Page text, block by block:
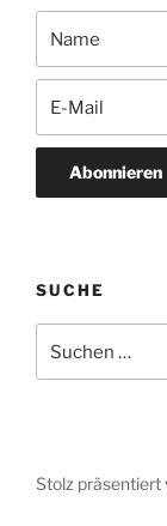
Abonnieren
SUCHE
nach:
Stolz präsentiert